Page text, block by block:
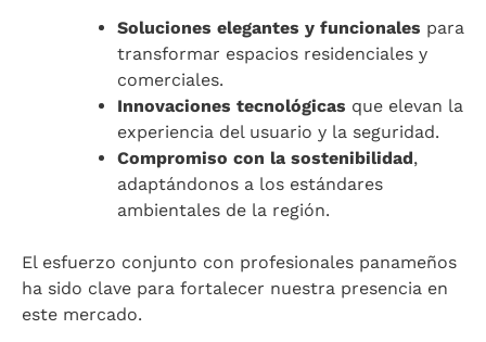
Soluciones elegantes y funcionales para
transformar espacios residenciales y
comerciales.
Innovaciones tecnológicas que elevan la
experiencia del usuario y la seguridad.
Compromiso con la sostenibilidad,
adaptándonos a los estándares
ambientales de la región.
El esfuerzo conjunto con profesionales panameños
ha sido clave para fortalecer nuestra presencia en
este mercado.